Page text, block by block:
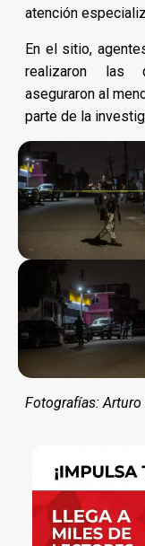
atención
En el sitio,
realizaron las
aseguraron al
parte de la
Fotografías: Arturo